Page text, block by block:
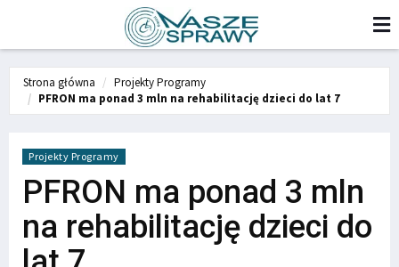
Strona główna
Projekty Programy
PFRON ma ponad 3 mln na rehabilitację dzieci do lat 7
Projekty Programy
PFRON ma ponad 3 mln
na rehabilitację dzieci do